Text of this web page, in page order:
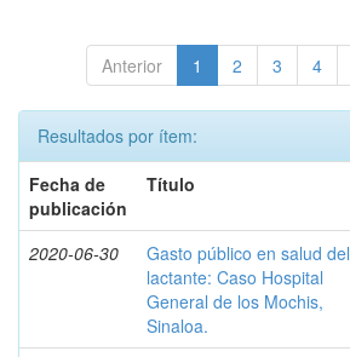
Anterior 1 2 3 4
Resultados por ítem:
Fecha de
publicación
Título
2020-06-30
Gasto público en salud del
lactante: Caso Hospital
General de los Mochis,
Sinaloa.